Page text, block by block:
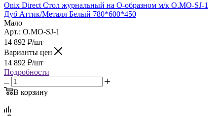
Onix Direct Стол журнальный на О-образном м/к O.MO-SJ-1
Дуб Аттик/Металл Белый 780*600*450
Мало
Арт.: O.MO-SJ-1
14 892 ₽/шт
Варианты цен
14 892 ₽/шт
Подробности
В корзину